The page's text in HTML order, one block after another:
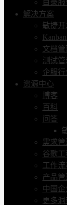
目录
解决方案
敏捷
文档
测试
企服
资源中心
博客
百科
问答
需求
谷歌
工作
产品
中国
更多